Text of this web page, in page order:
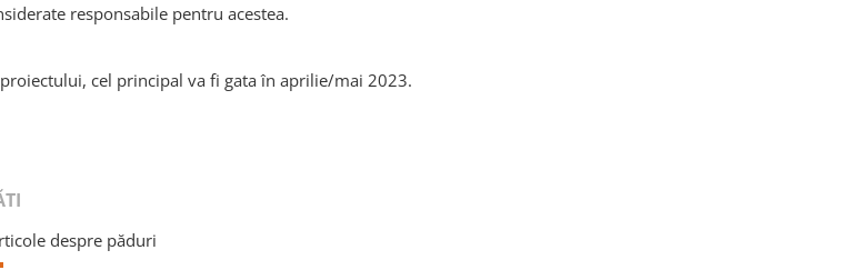
responsabile pentru acestea.
cel principal va fi gata în aprilie/mai 2023.
despre păduri